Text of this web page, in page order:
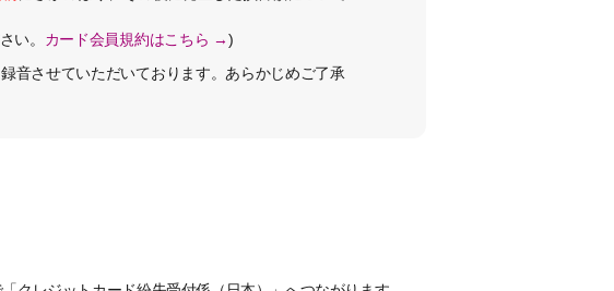
い。 カード会員規約はこちら →)
音させていただいております。あらかじめご了承